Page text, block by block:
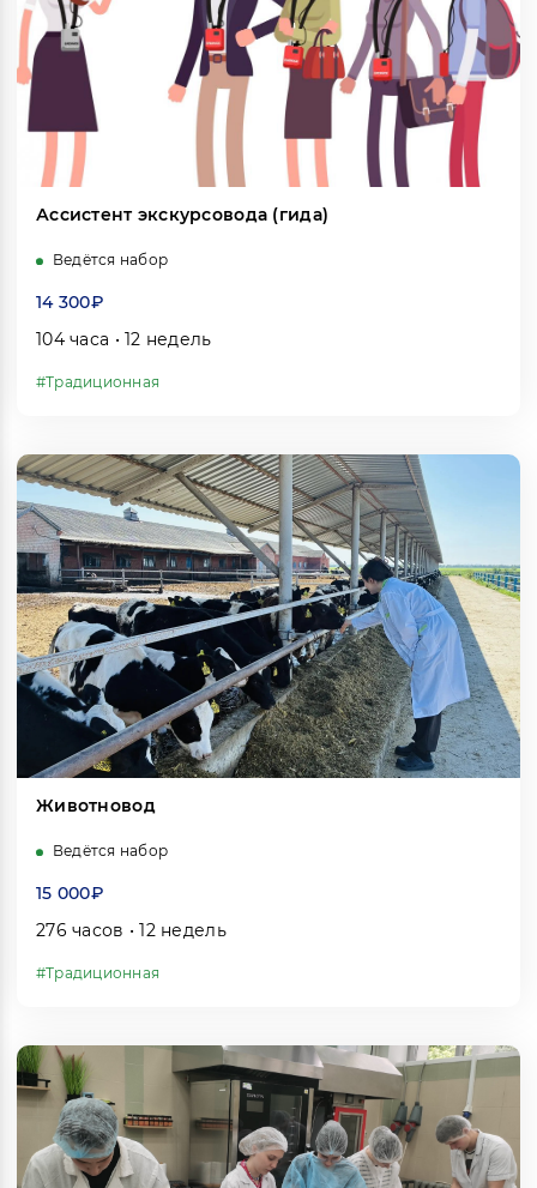
Ассистент экскурсовода (гида)
Ведётся набор
14 300₽
104 часа • 12 недель
#Традиционная
Животновод
Ведётся набор
15 000₽
276 часов • 12 недель
#Традиционная